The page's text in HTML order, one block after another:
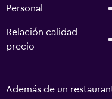
Personal
Relación calidad-
precio
Además de un